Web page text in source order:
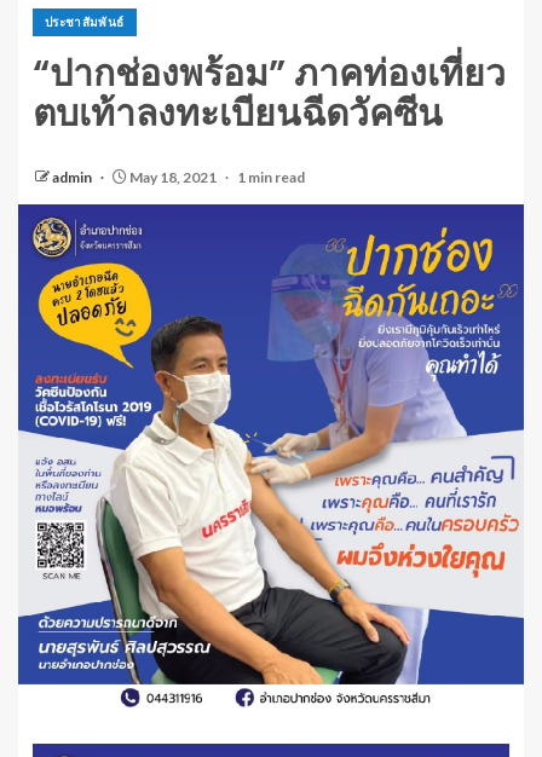
ประชาสัมพันธ์
“ปากช่องพร้อม” ภาคท่องเที่ยว
ตบเท้าลงทะเบียนฉีดวัคซีน
admin May 18, 2021 1 min read